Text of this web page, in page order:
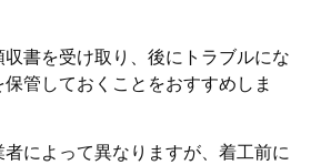
書を受け取り、後にトラブルにな
管しておくことをおすすめしま
によって異なりますが、着工前に